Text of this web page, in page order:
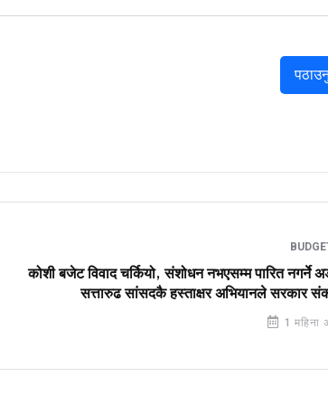
कोशी बजेट विवाद चर्कियो, संशोधन नभएसम्म पारित नगर्ने
सत्तारुढ सांसदकै हस्ताक्षर अभियानले सरकार
1 महिना